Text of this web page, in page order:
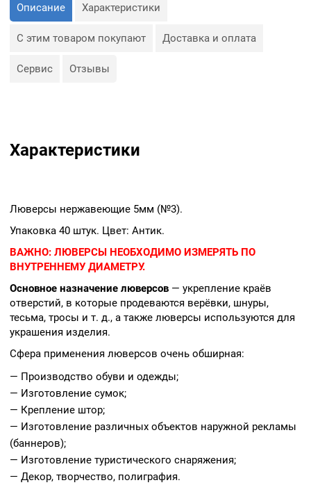
объектов наружной
рекламы (баннеров);
— Изготовление
туристического
— Декор, творчество,
полиграфия.
Описание Характеристики
С этим товаром покупают Доставка и оплата
Сервис Отзывы
Характеристики
Люверсы нержавеющие 5мм (№3).
Упаковка 40 штук. Цвет: Антик.
ВАЖНО: ЛЮВЕРСЫ НЕОБХОДИМО ИЗМЕРЯТЬ ПО
ВНУТРЕННЕМУ ДИАМЕТРУ.
Основное назначение люверсов — укрепление краёв
отверстий, в которые продеваются верёвки, шнуры,
тесьма, тросы и т. д., а также люверсы используются для
украшения изделия.
Сфера применения люверсов очень обширная:
— Производство обуви и одежды;
— Изготовление сумок;
— Крепление штор;
— Изготовление различных объектов наружной рекламы
(баннеров);
— Изготовление туристического снаряжения;
— Декор, творчество, полиграфия.